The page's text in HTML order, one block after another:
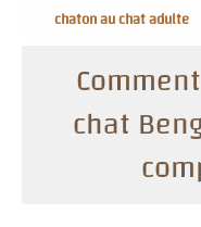
chaton au chat adulte
chat